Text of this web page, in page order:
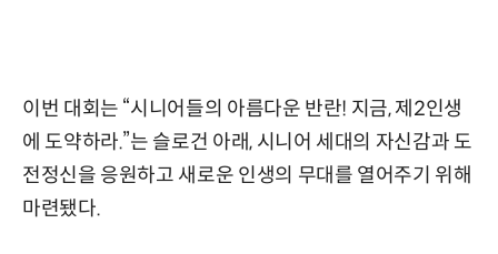
이번 대회는 “시니어들의 아름다운 반란! 지금, 제2인생
에 도약하라.”는 슬로건 아래, 시니어 세대의 자신감과 도
전정신을 응원하고 새로운 인생의 무대를 열어주기 위해
마련됐다.